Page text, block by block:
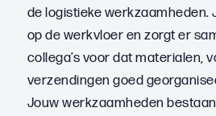
de logistieke werkzaamheden.
op de werkvloer en zorgt er
collega’s voor dat materialen,
verzendingen goed
Jouw werkzaamheden